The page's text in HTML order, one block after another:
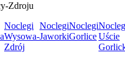
Zdroju
Noclegi
Wysowa-
Zdrój
Noclegi
Jaworki
Noclegi
GorliceUście